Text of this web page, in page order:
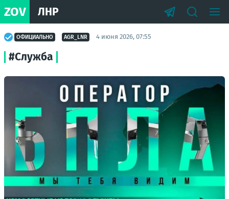
ZOV ЛНР
ОФИЦИАЛЬНО AGR_LNR 4 июня 2026, 07:55
#Служба